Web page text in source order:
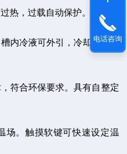
热，过载自动保护。
内冷液可外引，冷却机外实
符合环保要求。具有自整定
场。触摸软键可快速设定温
电话咨询